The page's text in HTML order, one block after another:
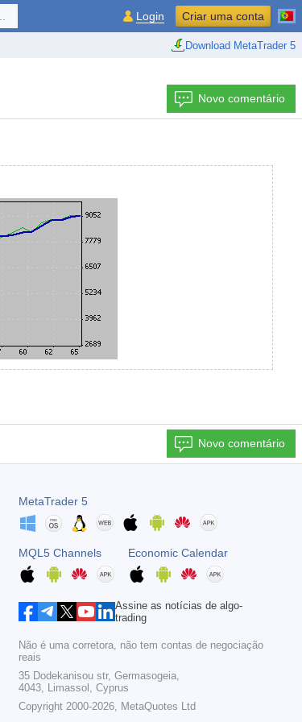
Download MetaTrader 5
Login Criar uma conta
Novo comentário
Novo comentário
MetaTrader 5
MQL5 Channels Economic Calendar
Assine as notícias de algo-
trading
Não é uma corretora, não tem contas de negociação
reais
35 Dodekanisou str, Germasogeia,
4043, Limassol, Cyprus
Copyright 2000-2026, MetaQuotes Ltd